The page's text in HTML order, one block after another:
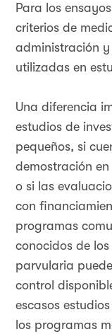
Para los
criterios de
administración
utilizadas en
Una diferencia
estudios de
pequeños, si
demostración
o si las
con
programas
conocidos de
parvularia
control
escasos
los programas